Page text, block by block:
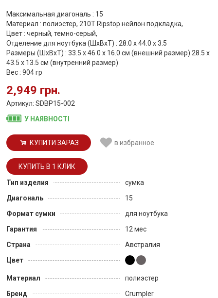
Максимальная диагональ : 15
Материал : полиэстер, 210T Ripstop нейлон подкладка,
Цвет : черный, темно-серый,
Отделение для ноутбука (ШхВхТ) : 28.0 x 44.0 x 3.5
Размеры (ШхВхТ) : 33.5 x 46.0 x 16.0 см (внешний размер) 28.5 x
43.5 x 13.5 см (внутренний размер)
Вес : 904 гр
2,949 грн.
Артикул: SDBP15-002
У НАЯВНОСТІ
КУПИТИ ЗАРАЗ в избранное
Тип изделия
сумка
Диагональ
15
Формат сумки
для ноутбука
Гарантия
12 мес
Страна
Австралия
Цвет
Материал
полиэстер
Бренд
Crumpler